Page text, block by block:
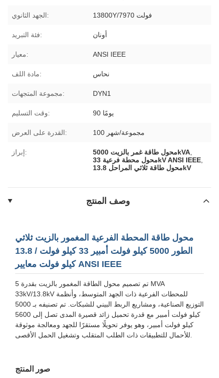
الجهد الثانوي: 13800Y/7970 فولت
فئة التبريد: أونان
معيار: ANSI IEEE
مادة اللف: نحاس
مجموعة المتجهات: DYN1
وقت التسليم: 90 يومًا
القدرة على العرض: 100 مجموعة/شهر
إبراز: محول طاقة غمر بالزيت 5000kVA
محول محطة فرعية 33kV ANSI IEEE
محول طاقة ثلاثي المراحل 13.8kV
وصف المنتج
محول طاقة المحطة الفرعية المغمور بالزيت ثلاثي
الطور 5000 كيلو فولت أمبير 33 كيلو فولت / 13.8
كيلو فولت معايير ANSI IEEE
تم تصميم محول الطاقة المغمور بالزيت بقدرة 5 MVA
33kV/13.8kV للمحطات الفرعية ذات الجهد المتوسط، وأنظمة
التوزيع الصناعية، ومشاريع الربط البيني للشبكات. تم تصنيفه بـ 5000
كيلو فولت أمبير مع قدرة تحميل زائد قصيرة المدى تصل إلى 5600
كيلو فولت أمبير، وهو يوفر تحويلًا مستقرًا للجهد ومعالجة موثوقة
صور المنتج